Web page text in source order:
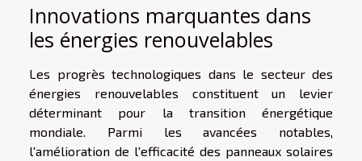
Innovations marquantes dans
les énergies renouvelables
Les progrès technologiques dans le secteur des
énergies renouvelables constituent un levier
déterminant pour la transition énergétique
mondiale. Parmi les avancées notables,
l'amélioration de l'efficacité des panneaux solaires